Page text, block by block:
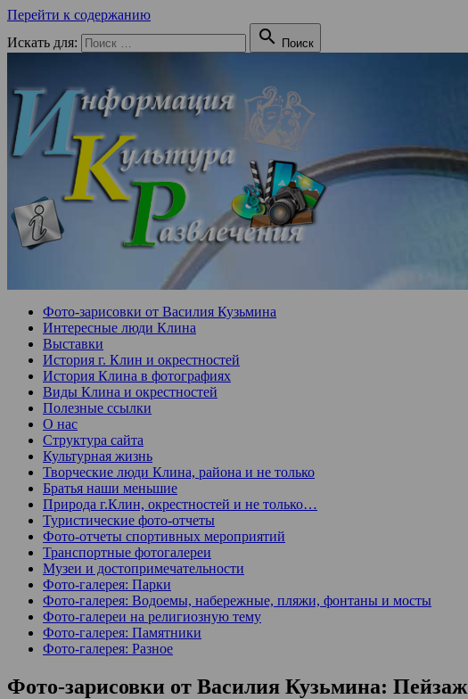
Перейти к содержанию
Искать для:
 Поиск
Фото-зарисовки от Василия Кузьмина
Интересные люди Клина
Выставки
История г. Клин и окрестностей
История Клина в фотографиях
Виды Клина и окрестностей
Полезные ссылки
О нас
Структура сайта
Культурная жизнь
Творческие люди Клина, района и не только
Братья наши меньшие
Природа г.Клин, окрестностей и не только…
Туристические фото-отчеты
Фото-отчеты спортивных мероприятий
Транспортные фотогалереи
Музеи и достопримечательности
Фото-галерея: Парки
Фото-галерея: Водоемы, набережные, пляжи, фонтаны и мосты
Фото-галереи на религиозную тему
Фото-галерея: Памятники
Фото-галерея: Разное
Фото-зарисовки от Василия Кузьмина: Пейзаж